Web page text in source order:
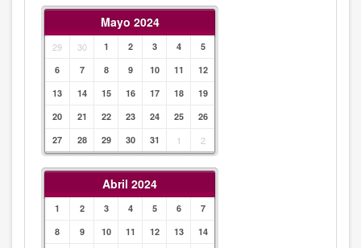
Mayo 2024
29 30 1 2 3 4
5
6
7 8 9 10 11
12
13
14 15 16 17 18
19
20
21 22 23 24 25
26
27
28 29 30 31 1 2
Abril 2024
1 2 3 4 5 6
7
8
9 10 11 12 13
14